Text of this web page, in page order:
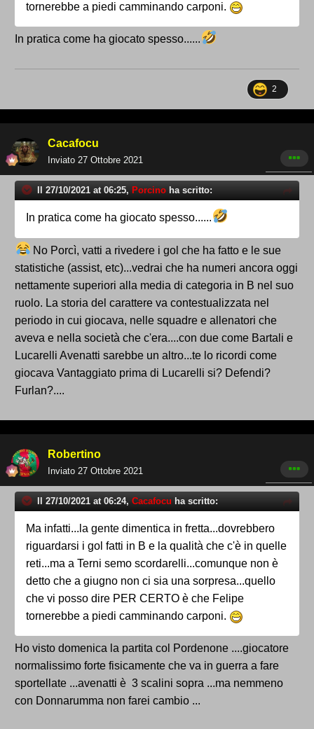
tornerebbe a piedi camminando carponi.
In pratica come ha giocato spesso......
2
Cacafocu
Inviato 27 Ottobre 2021
Il 27/10/2021 at 06:25, Porcino ha scritto:
In pratica come ha giocato spesso......
No Porcì, vatti a rivedere i gol che ha fatto e le sue
statistiche (assist, etc)...vedrai che ha numeri ancora oggi
nettamente superiori alla media di categoria in B nel suo
ruolo. La storia del carattere va contestualizzata nel
periodo in cui giocava, nelle squadre e allenatori che
aveva e nella società che c'era....con due come Bartali e
Lucarelli Avenatti sarebbe un altro...te lo ricordi come
giocava Vantaggiato prima di Lucarelli si? Defendi?
Furlan?....
Robertino
Inviato 27 Ottobre 2021
Il 27/10/2021 at 06:24, Cacafocu ha scritto:
Ma infatti...la gente dimentica in fretta...dovrebbero
riguardarsi i gol fatti in B e la qualità che c'è in quelle
reti...ma a Terni semo scordarelli...comunque non è
detto che a giugno non ci sia una sorpresa...quello
che vi posso dire PER CERTO è che Felipe
tornerebbe a piedi camminando carponi.
Ho visto domenica la partita col Pordenone ....giocatore
normalissimo forte fisicamente che va in guerra a fare
sportellate ...avenatti è 3 scalini sopra ...ma nemmeno
con Donnarumma non farei cambio ...